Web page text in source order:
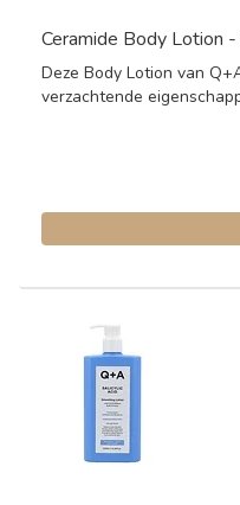
Ceramide Body Lotion
Deze Body Lotion van
verzachtende